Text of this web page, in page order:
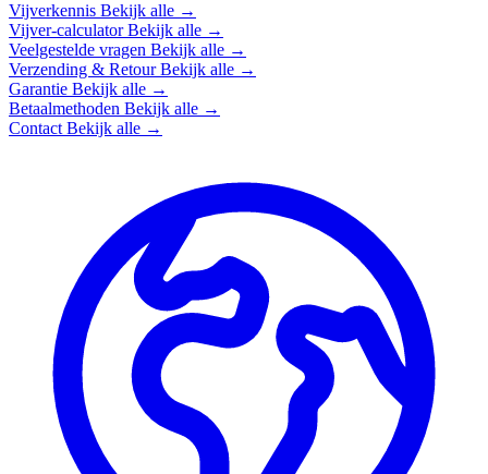
Vijverkennis Bekijk alle →
Vijver-calculatorBekijk alle →
Veelgestelde vragen Bekijk alle →
Verzending & RetourBekijk alle →
Garantie Bekijk alle →
Betaalmethoden Bekijk alle →
Contact Bekijk alle →